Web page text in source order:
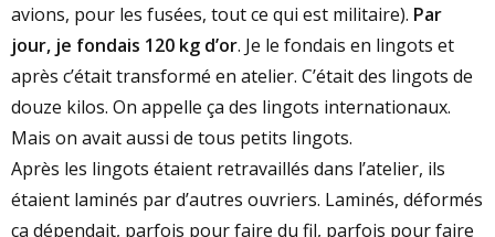
avions, pour les fusées, tout ce qui est militaire). Par
jour, je fondais 120 kg d’or. Je le fondais en lingots et
après c’était transformé en atelier. C’était des lingots de
douze kilos. On appelle ça des lingots internationaux.
Mais on avait aussi de tous petits lingots.
Après les lingots étaient retravaillés dans l’atelier, ils
étaient laminés par d’autres ouvriers. Laminés, déformés
ça dépendait, parfois pour faire du fil, parfois pour faire